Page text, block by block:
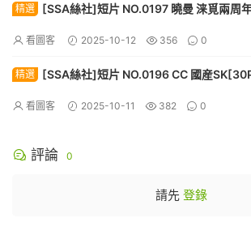
精選 [SSA絲社]短片 NO.0197 曉曼 涞覓兩周
看圖客 2025-10-12 356 0
精選 [SSA絲社]短片 NO.0196 CC 國産
看圖客 2025-10-11 382 0
評論 0
請先 登錄